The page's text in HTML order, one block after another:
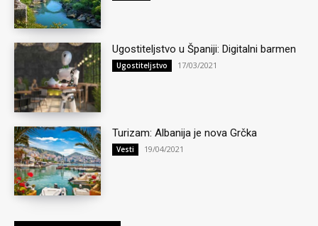
Ugostiteljstvo u Španiji: Digitalni barmen
Ugostiteljstvo 17/03/2021
Turizam: Albanija je nova Grčka
Vesti 19/04/2021